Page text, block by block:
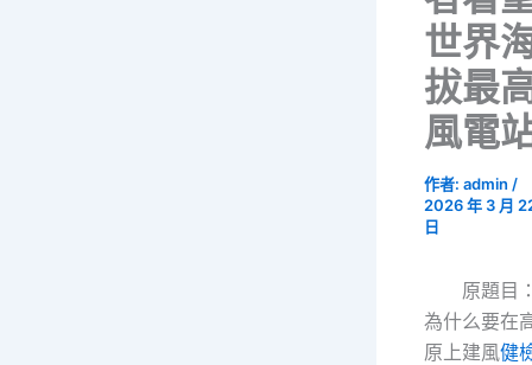
世界
拔最
風電
作者: admin /
2026 年 3 月
日
原題目：
為什么要在
原上建風健